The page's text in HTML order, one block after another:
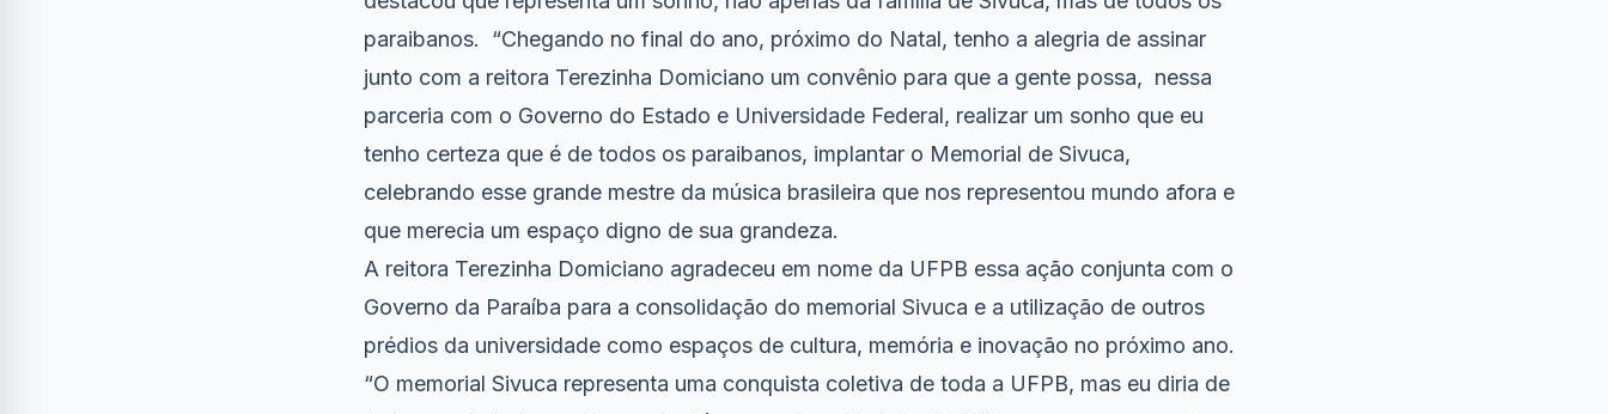
paraibanos. “Chegando no final do ano, próximo do Natal, tenho a alegria de assinar
junto com a reitora Terezinha Domiciano um convênio para que a gente possa, nessa
parceria com o Governo do Estado e Universidade Federal, realizar um sonho que eu
tenho certeza que é de todos os paraibanos, implantar o Memorial de Sivuca,
celebrando esse grande mestre da música brasileira que nos representou mundo afora e
que merecia um espaço digno de sua grandeza.
A reitora Terezinha Domiciano agradeceu em nome da UFPB essa ação conjunta com o
Governo da Paraíba para a consolidação do memorial Sivuca e a utilização de outros
prédios da universidade como espaços de cultura, memória e inovação no próximo ano.
“O memorial Sivuca representa uma conquista coletiva de toda a UFPB, mas eu diria de